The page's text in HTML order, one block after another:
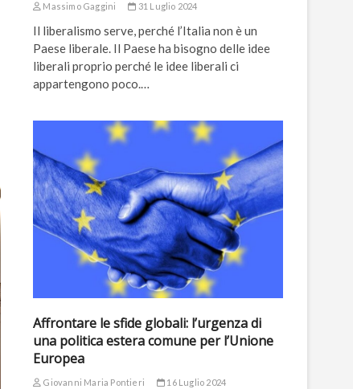
Massimo Gaggini 31 Luglio 2024
Il liberalismo serve, perché l’Italia non è un
Paese liberale. Il Paese ha bisogno delle idee
liberali proprio perché le idee liberali ci
appartengono poco.…
Affrontare le sfide globali: l’urgenza di
una politica estera comune per l’Unione
Europea
Giovanni Maria Pontieri 16 Luglio 2024